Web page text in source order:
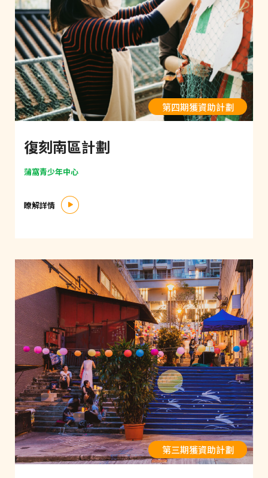
第四期獲資助計劃
復刻南區計劃
蒲窩青少年中心
瞭解詳情
第三期獲資助計劃